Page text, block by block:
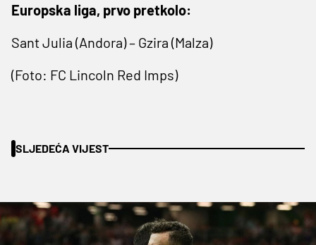
Europska liga, prvo pretkolo:
Sant Julia (Andora) – Gzira (Malza)
(Foto: FC Lincoln Red Imps)
SLJEDEĆA VIJEST